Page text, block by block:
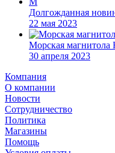
Долгожданная
22 мая 2023
Морская магнитола
30 апреля 2023
Компания
О компании
Новости
Сотрудничество
Политика
Магазины
Помощь